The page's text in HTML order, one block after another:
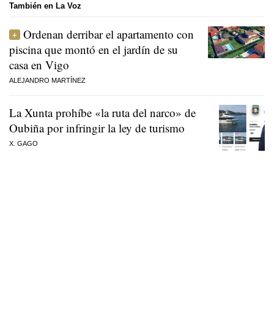
También en La Voz
Ordenan derribar el apartamento con
piscina que montó en el jardín de su
casa en Vigo
ALEJANDRO MARTÍNEZ
La Xunta prohíbe «la ruta del narco» de
Oubiña por infringir la ley de turismo
X. GAGO